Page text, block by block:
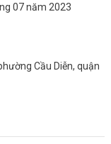
07 năm 2023
Cầu Diễn, quận